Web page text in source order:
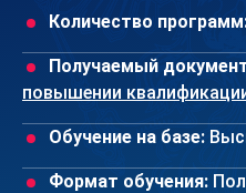
Количество
Получаемый
повышении
Обучение на базе:
Формат обучения: